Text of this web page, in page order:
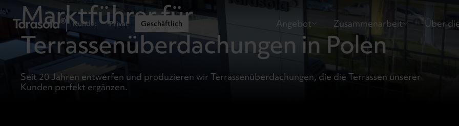
Przejdź do treści
Kunde: Privat Geschäftlich Angebot Zusammenarbeit Über
Marktführer für
Terrassenüberdachungen in Polen
Seit 20 Jahren entwerfen und produzieren wir Terrassenüberdachungen, die die Terrassen unserer
Kunden perfekt ergänzen.